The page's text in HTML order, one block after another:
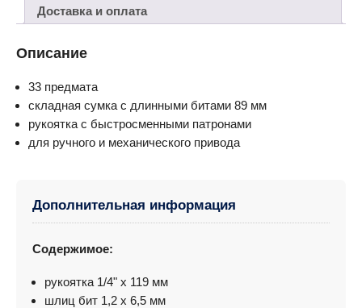
Доставка и оплата
Описание
33 предмата
складная сумка с длинными битами 89 мм
рукоятка с быстросменными патронами
для ручного и механического привода
Дополнительная информация
Содержимое:
рукоятка 1/4" x 119 мм
шлиц бит 1,2 x 6,5 мм